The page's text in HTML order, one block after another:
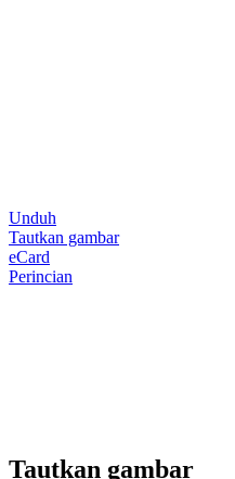
Unduh
Tautkan gambar
eCard
Perincian
Tautkan gambar